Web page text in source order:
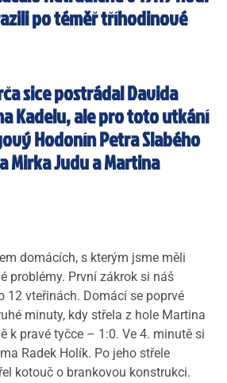
po téměř tříhodinové
sice postrádal Davida
Kadelu, ale pro toto utkání
Hodonín Petra Slabého
Mirka Judu a Martina
domácích, s kterým jsme měli
problémy. První zákrok si náš
12 vteřinách. Domácí se poprvé
minuty, kdy střela z hole Martina
k pravé tyčce – 1:0. Ve 4. minutě si
Radek Holík. Po jeho střele
kotouč o brankovou konstrukci.